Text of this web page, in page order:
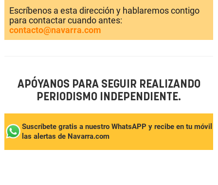
Escríbenos a esta dirección y hablaremos contigo
para contactar cuando antes:
contacto@navarra.com
APÓYANOS PARA SEGUIR REALIZANDO
PERIODISMO INDEPENDIENTE.
Suscríbete gratis a nuestro WhatsAPP y recibe en tu móvil
las alertas de Navarra.com